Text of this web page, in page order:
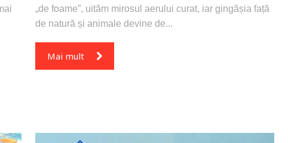
„de foame”, uităm mirosul aerului curat, iar gingășia față
de natură și animale devine de...
Mai mult